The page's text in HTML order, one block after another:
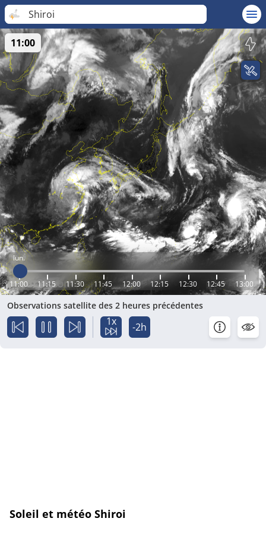
Shiroi
lun.
11:00 11:15 11:30 11:45 12:00 12:15 12:30 12:45 13:00
11:00
Observations satellite des 2 heures précédentes
1x -2h
Soleil et météo Shiroi